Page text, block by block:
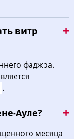
18:39 20:03
18:36
витр
фаджра.
.
Ауле?
месяца